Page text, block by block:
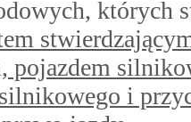
których
pojazdem
i